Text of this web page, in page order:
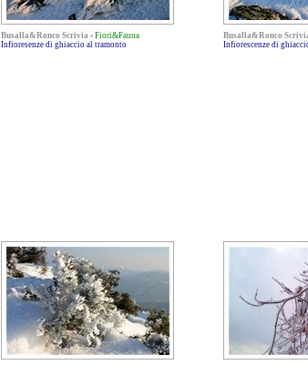
Busalla&Ronco Scrivia - Fiori&Fauna
Infioresenze di ghiaccio al tramonto
Busalla&Ronco
Infiorescenze di